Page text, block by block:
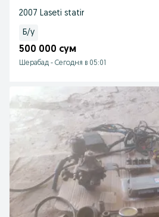
2007 Laseti statir
Б/у
500 000 сум
Шерабад - Сегодня в 05:01